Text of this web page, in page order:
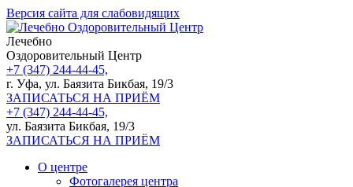
Версия сайта для слабовидящих
Лечебно
Оздоровительный Центр
+7 (347) 244-44-45,
г. Уфа, ул. Баязита Бикбая, 19/3
ЗАПИСАТЬСЯ НА ПРИЁМ
+7 (347) 244-44-45,
ул. Баязита Бикбая, 19/3
ЗАПИСАТЬСЯ НА ПРИЁМ
О центре
Фотогалерея центра